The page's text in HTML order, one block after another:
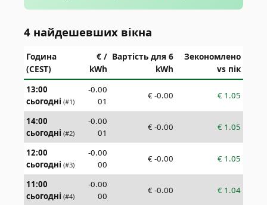
4 найдешевших вікна
Година
(CEST)
€ /
kWh
Вартість для 6
kWh
Зекономлено
vs пік
13:00
сьогодні (#1)
-0.00
01
€-0.00 € 1.05
14:00
сьогодні (#2)
-0.00
01
€ -0.00 € 1.05
12:00
сьогодні (#3)
-0.00
00
€-0.00 € 1.05
11:00
сьогодні (#4)
-0.00
00
€ -0.00 € 1.04